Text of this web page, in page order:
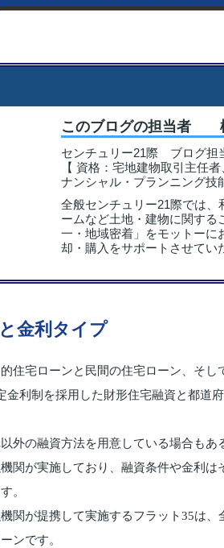
このブログの担当者
センチュリー21際 ブログ担
【 資格：宅地建物取引主任
ナンシャル・プランニング技
全般センチュリー21際では
ームなど土地・建物に関する
一・地域密着」をモットーに
却・購入をサポートさせてい
金利タイプ
住宅ローンと民間の住宅ローン、そし
金利制を採用した財形住宅融資と都道
外の融資方法を用意している場合もあ
関が実施しており、融資条件や金利
。
関が提携して実施するフラット35は
ンです。